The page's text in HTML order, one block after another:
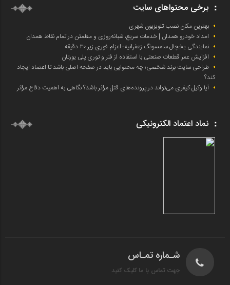
برخی محتواهای سایت
بهترین مکان نصب تلویزیون شهری
امداد خودرو همدان | خدمات سریع، شبانه‌روزی و مطمئن در تمام نقاط همدان
نمایندگی یخچال سامسونگ زعفرانیه؛ اعزام فوری زیر ۳۰ دقیقه
افزایش عمر قطعات صنعتی با استفاده از فنر و توری پلی یورتان
طراحی سایت برند شخصی؛ چه محتوایی باید در صفحه اصلی باشد تا اعتماد ایجاد
کند؟
آیا وکیل کیفری می‌تواند در پرونده‌های قتل مؤثر باشد؟ نگاهی به اهمیت دفاع مؤثر
نماد اعتماد الکترونیکی
شـماره تمـاس
جهت تماس با ما کلیک کنید